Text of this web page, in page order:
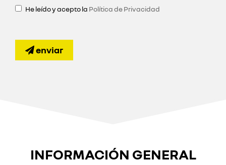
He leído y acepto la Política de Privacidad
enviar
INFORMACIÓN GENERAL